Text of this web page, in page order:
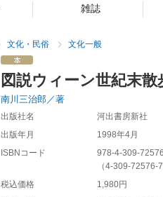
雑誌
文化・民俗 文化一般
図説ウィーン世紀末散
南川三治郎／著
出版社名
河出書房新社
出版年月
1998年4月
ISBNコード
978-4-309-
（4-309-72576-7
税込価格
1,980円